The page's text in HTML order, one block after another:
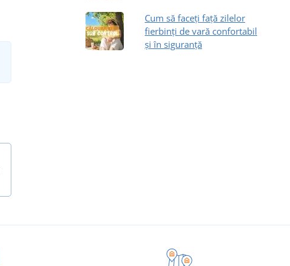
Cum să faceți față zilelor
fierbinți de vară confortabil
și în siguranță